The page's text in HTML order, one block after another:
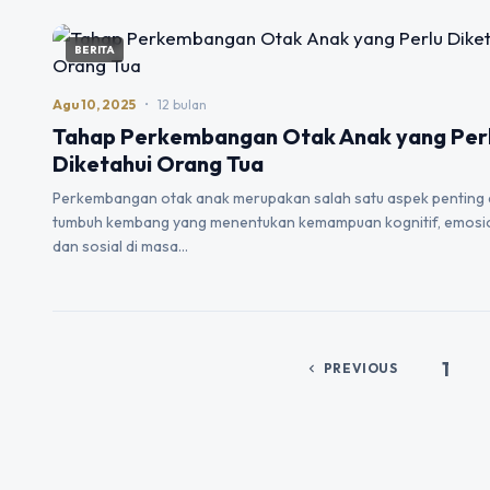
BERITA
Agu 10, 2025 • 12 bulan
Tahap Perkembangan Otak Anak yang
Diketahui Orang Tua
Perkembangan otak anak merupakan salah satu aspek penting
tumbuh kembang yang menentukan kemampuan kognitif,
dan sosial di masa…
chevron_left PREVIOUS 1